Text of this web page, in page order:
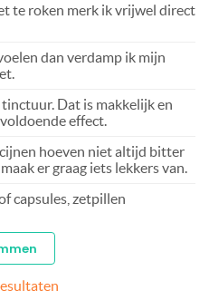
te roken merk ik vrijwel direct
dan verdamp ik mijn
Dat is makkelijk en
effect.
hoeven niet altijd bitter
er graag iets lekkers van.
capsules, zetpillen